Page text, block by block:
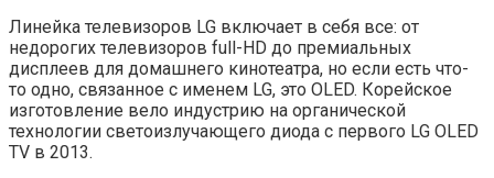
Линейка телевизоров LG включает в себя все: от
недорогих телевизоров full-HD до премиальных
дисплеев для домашнего кинотеатра, но если есть что-
то одно, связанное с именем LG, это OLED. Корейское
изготовление вело индустрию на органической
технологии светоизлучающего диода с первого LG OLED
TV в 2013.